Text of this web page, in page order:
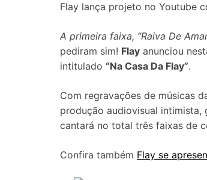
Flay lança projeto no Youtube
A primeira faixa, “Raiva De
pediram sim! Flay anunciou
intitulado “Na Casa Da Flay”.
Com regravações de músicas
produção audiovisual intimista,
cantará no total três faixas de
Confira também Flay se